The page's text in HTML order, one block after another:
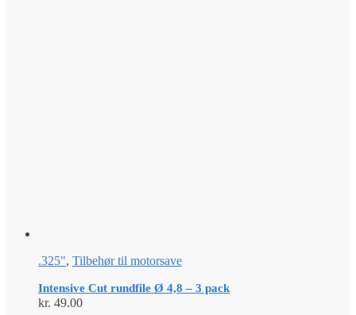
.325", Tilbehør til motorsave
Intensive Cut rundfile Ø 4,8 – 3 pack
kr. 49.00